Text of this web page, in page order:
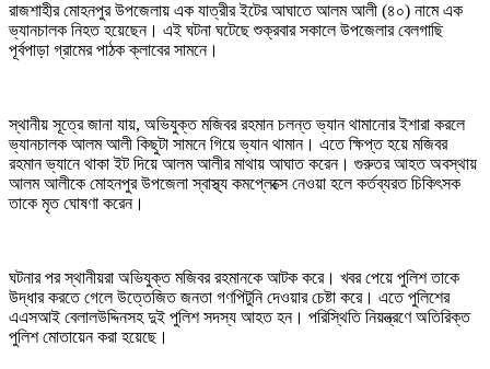
রাজশাহীর মোহনপুর উপজেলায় এক যাত্রীর ইটের আঘাতে আলম আলী (৪০) নামে এক
ভ্যানচালক নিহত হয়েছেন। এই ঘটনা ঘটেছে শুক্রবার সকালে উপজেলার বেলগাছি
পূর্বপাড়া গ্রামের পাঠক ক্লাবের সামনে।
স্থানীয় সূত্রে জানা যায়, অভিযুক্ত মজিবর রহমান চলন্ত ভ্যান থামানোর ইশারা করলে
ভ্যানচালক আলম আলী কিছুটা সামনে গিয়ে ভ্যান থামান। এতে ক্ষিপ্ত হয়ে মজিবর
রহমান ভ্যানে থাকা ইট দিয়ে আলম আলীর মাথায় আঘাত করেন। গুরুতর আহত অবস্থায়
আলম আলীকে মোহনপুর উপজেলা স্বাস্থ্য কমপ্লেক্সে নেওয়া হলে কর্তব্যরত চিকিৎসক
তাকে মৃত ঘোষণা করেন।
ঘটনার পর স্থানীয়রা অভিযুক্ত মজিবর রহমানকে আটক করে। খবর পেয়ে পুলিশ তাকে
উদ্ধার করতে গেলে উত্তেজিত জনতা গণপিটুনি দেওয়ার চেষ্টা করে। এতে পুলিশের
এএসআই বেলালউদ্দিনসহ দুই পুলিশ সদস্য আহত হন। পরিস্থিতি নিয়ন্ত্রণে অতিরিক্ত
পুলিশ মোতায়েন করা হয়েছে।